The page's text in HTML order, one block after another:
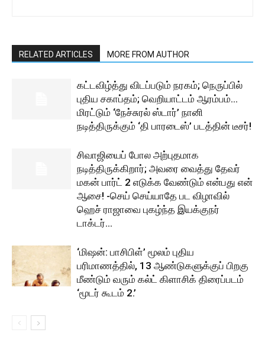
RELATED ARTICLES MORE FROM AUTHOR
கட்டவிழ்த்து விடப்படும் நரகம்; நெருப்பில்
புதிய சகாப்தம்; வெறியாட்டம் ஆரம்பம்…
மிரட்டும் ‘நேச்சுரல் ஸ்டார்’ நானி
நடித்திருக்கும் ‘தி பாரடைஸ்’ படத்தின் டீசர்!
சிவாஜியைப் போல அற்புதமாக
நடித்திருக்கிறார்; அவரை வைத்து தேவர்
மகன் பார்ட் 2 எடுக்க வேண்டும் என்பது என்
ஆசை! -செய் செய்யாதே பட விழாவில்
ஹெச் ராஜாவை புகழ்ந்த இயக்குநர்
டாக்டர்...
‘மிஷன்: பாசிபிள்’ மூலம் புதிய
பரிமாணத்தில், 13 ஆண்டுகளுக்குப் பிறகு
மீண்டும் வரும் கல்ட் கிளாசிக் திரைப்படம்
‘மூடர் கூடம் 2.’